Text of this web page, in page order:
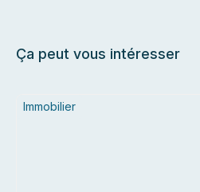
Ça peut vous intéresser
Immobilier